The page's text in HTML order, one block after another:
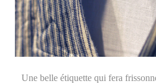
Une belle étiquette qui fera